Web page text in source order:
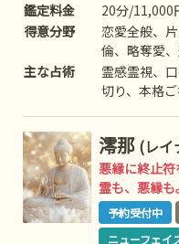
鑑定料金
20分/11,000
得意分野
恋愛全般、
倫、略奪愛
離婚、夫婦
教育、介護
人、心霊相談
主な占術
霊感霊視、
切り、本格
読み、遠隔
チャネリン
世、霊障除
対話、高次
ン、チャク
澪那 (レイ
悪縁に終止
霊も、悪縁
る究極の浄化
予約受付中
ニューフェイ